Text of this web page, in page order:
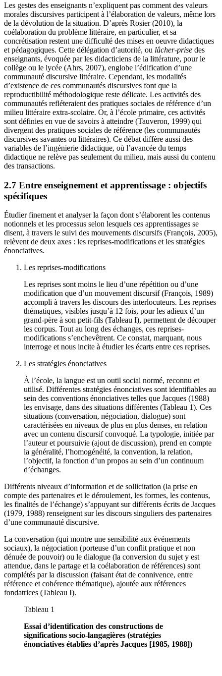
Les gestes des enseignants n’expliquent pas comment des valeurs
morales discursives participent à l’élaboration de valeurs, même lors
de la dévolution de la situation. D’après Rosier (2010), la
coélaboration du problème littéraire, en particulier, et sa
concrétisation restent une difficulté des mises en oeuvre didactiques
et pédagogiques. Cette délégation d’autorité, ou lâcher-prise des
enseignants, évoquée par les didacticiens de la littérature, pour le
collège ou le lycée (Ahrs, 2007), englobe l’édification d’une
communauté discursive littéraire. Cependant, les modalités
d’existence de ces communautés discursives font que la
reproductibilité méthodologique reste délicate. Les activités des
communautés refléteraient des pratiques sociales de référence d’un
milieu littéraire extra-scolaire. Or, à l’école primaire, ces activités
sont définies en vue de savoirs à atteindre (Tauveron, 1999) qui
divergent des pratiques sociales de référence (les communautés
discursives savantes ou littéraires). Ce débat diffère aussi des
variables de l’ingénierie didactique, où l’avancée du temps
didactique ne relève pas seulement du milieu, mais aussi du contenu
des transactions.
2.7 Entre enseignement et apprentissage : objectifs
spécifiques
Étudier finement et analyser la façon dont s’élaborent les contenus
notionnels et les processus selon lesquels ces apprentissages se
disent, à travers le suivi des mouvements discursifs (François, 2005),
relèvent de deux axes : les reprises-modifications et les stratégies
énonciatives.
Les reprises-modifications
Les reprises sont moins le lieu d’une répétition ou d’une
modification que d’un mouvement discursif (François, 1989)
accompli à travers les discours des interlocuteurs. Les reprises
thématiques, visibles jusqu’à 12 fois, pour les adieux d’un
grand-père à son petit-fils (Tableau I), permettent de découper
les corpus. Tout au long des échanges, ces reprises-
modifications s’enchevêtrent. Ce constat, marquant, nous
interroge et nous incite à étudier les écarts entre ces reprises.
Les stratégies énonciatives
À l’école, la langue est un outil social normé, reconnu et
utilisé. Différentes stratégies énonciatives sont identifiables au
sein des conventions énonciatives telles que Jacques (1988)
les envisage, dans des situations différentes (Tableau 1). Ces
situations (conversation, négociation, dialogue) sont
caractérisées en niveaux de plus en plus denses, en relation
avec un contenu discursif convoqué. La typologie, initiée par
l’auteur et poursuivie (ajout de discussion), prend en compte
la généralité, l’homogénéité, la convention, la relation,
l’objectif, la fonction d’un propos au sein d’un continuum
d’échanges.
Différents niveaux d’information et de sollicitation (la prise en
compte des partenaires et le déroulement, les formes, les contenus,
les finalités de l’échange) s’appuyant sur différents écrits de Jacques
(1979, 1988) renseignent sur les discours singuliers des partenaires
d’une communauté discursive.
La conversation (qui montre une sensibilité aux événements
sociaux), la négociation (porteuse d’un conflit pratique et non
dénuée de pouvoir) ou le dialogue (la conversion du sujet y est
attendue, dans le partage et la coélaboration de références) sont
complétés par la discussion (faisant état de connivence, entre
référence et cohérence thématique), ajoutée aux références
fondatrices (Tableau I).
Tableau 1
Essai d’identification des constructions de
significations socio-langagières (stratégies
énonciatives établies d’après Jacques [1985, 1988])